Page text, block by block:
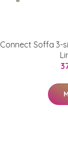
Connect Soffa 3-